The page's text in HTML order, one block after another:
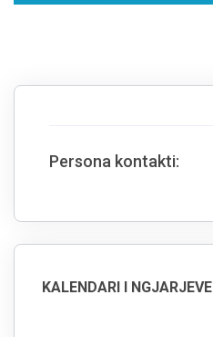
Persona kontakti:
KALENDARI I NGJARJEVE